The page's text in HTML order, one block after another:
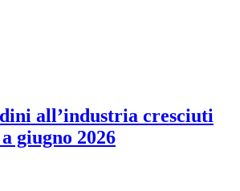
all’industria cresciuti
giugno 2026